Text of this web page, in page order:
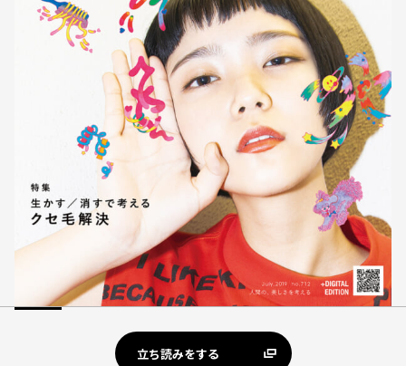
立ち読みをする